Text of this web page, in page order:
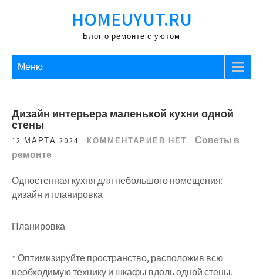
HOMEUYUT.RU
Блог о ремонте с уютом
Меню
Дизайн интерьера маленькой кухни одной
стены
12 МАРТА 2024 КОММЕНТАРИЕВ НЕТ
Советы в
ремонте
Одностенная кухня для небольшого помещения:
дизайн и планировка
Планировка
* Оптимизируйте пространство, расположив всю
необходимую технику и шкафы вдоль одной стены.